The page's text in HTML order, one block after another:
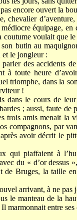
encore ouvert la
chevalier
équipage,
voulait que
butin au
et le jongleur :
des accidents
à toute heure
triomphe, dans la
!
dans le cours de
; aussi, faute
trois amis menait la
compagnons, par
avoir décrit le
qui piaffaient à
du « d’or
Bruges, la taille
arrivant, à ne pas
le manteau de la
marmonnait entre ses